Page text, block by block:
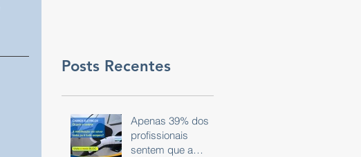
Posts Recentes
Apenas 39% dos
profissionais
sentem que a